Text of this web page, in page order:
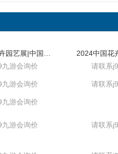
九游会询价
请联系
九游会询价 请联系
九游会询价
九游会询价 请联系